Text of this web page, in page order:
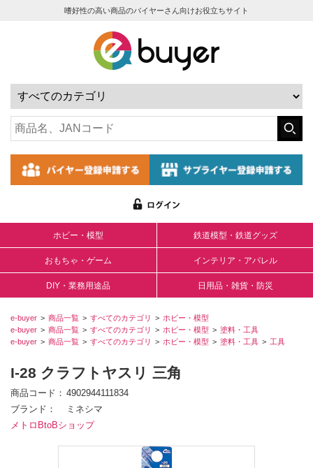
嗜好性の高い商品のバイヤーさん向けお役立ちサイト
ホビー・模型 鉄道模型・鉄道グッズ
おもちゃ・ゲーム インテリア・アパレル
DIY・業務用途品 日用品・雑貨・防災
e-buyer 商品一覧 すべてのカテゴリ
ホビー・模型
e-buyer
商品一覧 すべてのカテゴリ ホビー・模型
塗料・工具
e-buyer
商品一覧 すべてのカテゴリ ホビー・模型 塗料・工具 工具
I-28 クラフトヤスリ 三角
商品コード
4902944111834
ブランド
ミネシマ
メトロBtoBショップ